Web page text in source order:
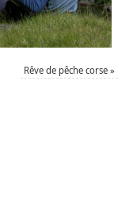
Rêve de pêche corse »